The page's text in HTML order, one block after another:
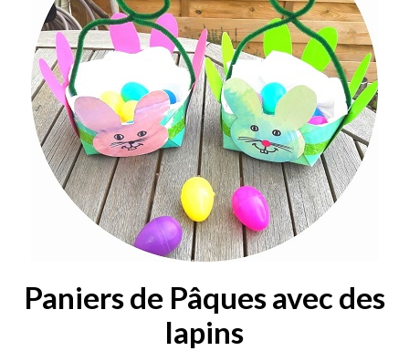
Paniers de Pâques avec des
lapins